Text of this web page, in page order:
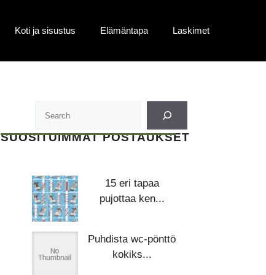
Koti ja sisustus Elämäntapa Laskimet
SUOSITUIMMAT POSTAUKSET
15 eri tapaa
pujottaa ken...
Puhdista wc-pönttö
kokiks...